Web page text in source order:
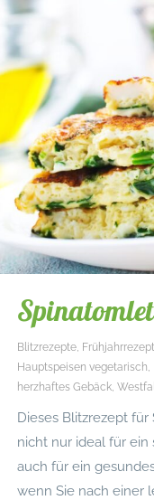
Blitzrezepte,
Hauptspeisen vegetarisch,
herzhaftes Gebäck,
Dieses Blitzrezept
nicht nur ideal für ein
auch für ein
wenn Sie nach einer